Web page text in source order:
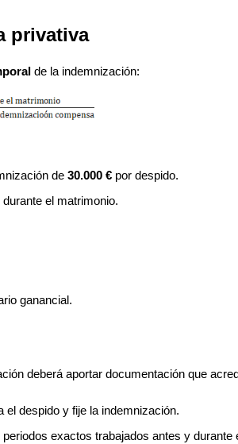
privativa
de la indemnización:
de 30.000 €por despido.
el matrimonio.
ganancial.
deberá aportar documentación que
despido y fije la indemnización.
exactos trabajados antes y durante